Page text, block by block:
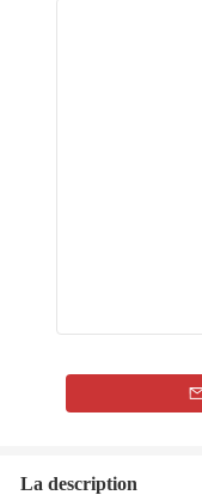
La description